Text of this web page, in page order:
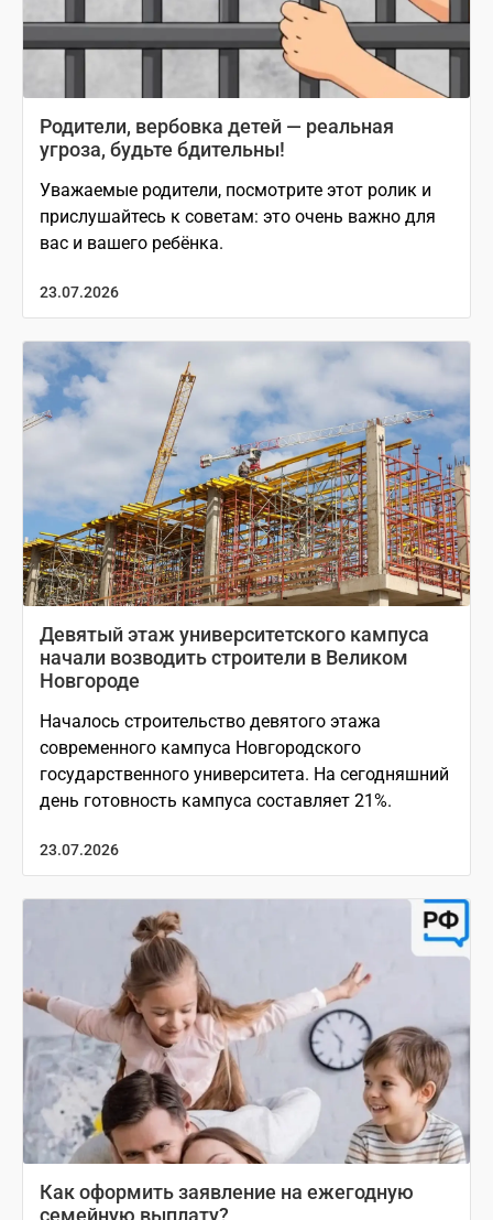
Родители, вербовка детей — реальная
угроза, будьте бдительны!
Уважаемые родители, посмотрите этот ролик и
прислушайтесь к советам: это очень важно для
вас и вашего ребёнка.
23.07.2026
Девятый этаж университетского кампуса
начали возводить строители в Великом
Новгороде
Началось строительство девятого этажа
современного кампуса Новгородского
государственного университета. На сегодняшний
день готовность кампуса составляет 21%.
23.07.2026
Как оформить заявление на ежегодную
семейную выплату?